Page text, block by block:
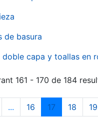
de basura
doble capa y toallas en
161 - 170 de 184
...Pàgines intermèdies
Pàgina
16 Pàgina
17 Pàgina
18 19